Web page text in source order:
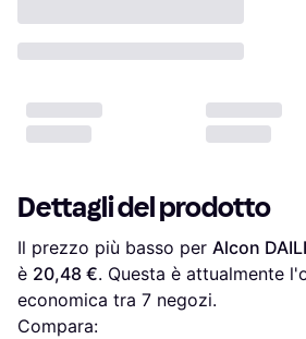
Dettagli del prodotto
Il prezzo più basso per Alcon
è 20,48 €. Questa è attualmente
economica tra 7 negozi.
Compara: